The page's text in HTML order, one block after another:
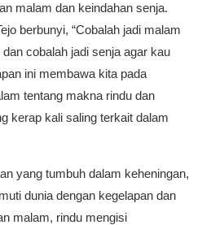
malam dan keindahan senja.
berbunyi, “Cobalah jadi malam
cobalah jadi senja agar kau
ini membawa kita pada
tentang makna rindu dan
kerap kali saling terkait dalam
yang tumbuh dalam keheningan,
dunia dengan kegelapan dan
malam, rindu mengisi